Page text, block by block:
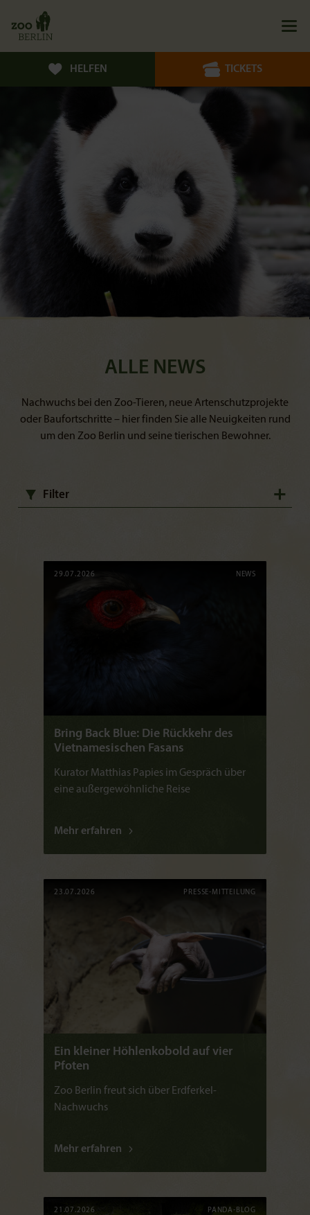
HELFEN TICKETS
ALLE NEWS
Nachwuchs bei den Zoo-Tieren, neue Artenschutzprojekte
oder Baufortschritte – hier finden Sie alle Neuigkeiten rund
um den Zoo Berlin und seine tierischen Bewohner.
Filter
29.07.2026 NEWS
Bring Back Blue: Die Rückkehr des
Vietnamesischen Fasans
Kurator Matthias Papies im Gespräch über
eine außergewöhnliche Reise
Mehr erfahren
23.07.2026 PRESSE-MITTEILUNG
Ein kleiner Höhlenkobold auf vier
Pfoten
Zoo Berlin freut sich über Erdferkel-
Nachwuchs
Mehr erfahren
21.07.2026 PANDA-BLOG